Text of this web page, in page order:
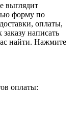
выглядит
форму по
оплаты,
написать
найти. Нажмите
оплаты: